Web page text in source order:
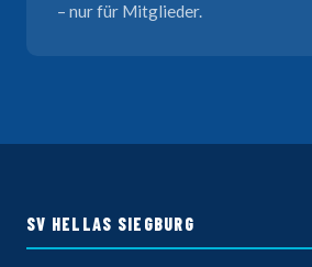
– nur für Mitglieder.
SV HELLAS SIEGBURG